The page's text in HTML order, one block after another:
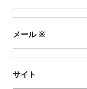
メール ※
サイト